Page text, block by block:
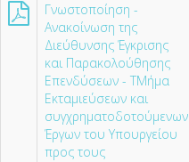
Γνωστοποίηση -
Ανακοίνωση της
Διεύθυνσης Έγκρισης
και Παρακολούθησης
Επενδύσεων - ΤΜήμα
Εκταμιεύσεων και
συγχρηματοδοτούμενων
Έργων του Υπουργείου
προς τους